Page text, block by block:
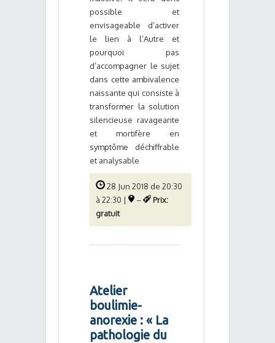
possible et
envisageable d’activer
le lien à l’Autre et
pourquoi pas
d’accompagner le sujet
dans cette ambivalence
naissante qui consiste à
transformer la solution
silencieuse ravageante
et mortifère en
symptôme déchiffrable
et analysable
28 Jun 2018 de 20:30
à 22:30 |
–
Prix:
gratuit
Atelier
boulimie-
anorexie : « La
pathologie du